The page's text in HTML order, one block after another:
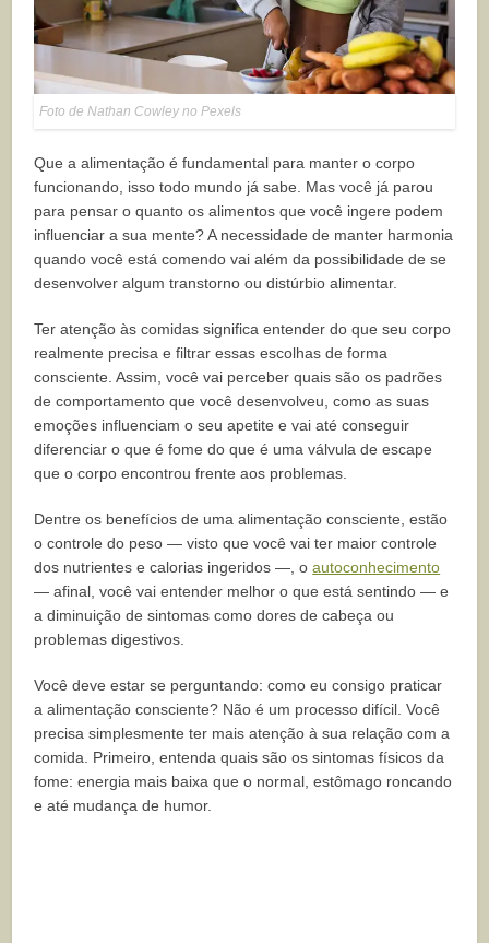
Foto de Nathan Cowley no Pexels
Que a alimentação é fundamental para manter o corpo
funcionando, isso todo mundo já sabe. Mas você já parou
para pensar o quanto os alimentos que você ingere podem
influenciar a sua mente? A necessidade de manter harmonia
quando você está comendo vai além da possibilidade de se
desenvolver algum transtorno ou distúrbio alimentar.
Ter atenção às comidas significa entender do que seu corpo
realmente precisa e filtrar essas escolhas de forma
consciente. Assim, você vai perceber quais são os padrões
de comportamento que você desenvolveu, como as suas
emoções influenciam o seu apetite e vai até conseguir
diferenciar o que é fome do que é uma válvula de escape
que o corpo encontrou frente aos problemas.
Dentre os benefícios de uma alimentação consciente, estão
o controle do peso — visto que você vai ter maior controle
dos nutrientes e calorias ingeridos —, oautoconhecimento
— afinal, você vai entender melhor o que está sentindo — e
a diminuição de sintomas como dores de cabeça ou
problemas digestivos.
Você deve estar se perguntando: como eu consigo praticar
a alimentação consciente? Não é um processo difícil. Você
precisa simplesmente ter mais atenção à sua relação com a
comida. Primeiro, entenda quais são os sintomas físicos da
fome: energia mais baixa que o normal, estômago roncando
e até mudança de humor.